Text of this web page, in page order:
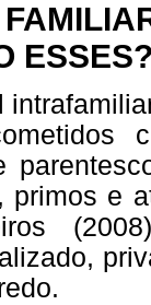
primos e